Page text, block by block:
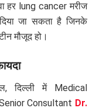
हर lung cancer मरीज
जा सकता है जिनके
मौजूद हो।
दिल्ली में Medical
Consultant Dr.